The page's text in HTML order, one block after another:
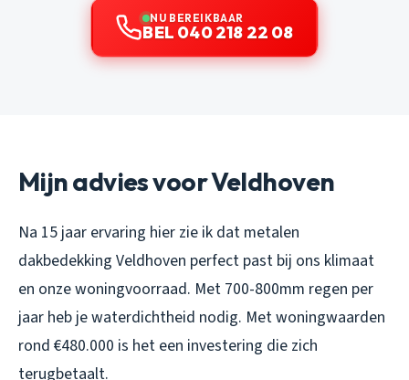
NU BEREIKBAAR
BEL 040 218 22 08
Mijn advies voor Veldhoven
Na 15 jaar ervaring hier zie ik dat metalen
dakbedekking Veldhoven perfect past bij ons klimaat
en onze woningvoorraad. Met 700-800mm regen per
jaar heb je waterdichtheid nodig. Met woningwaarden
rond €480.000 is het een investering die zich
terugbetaalt.